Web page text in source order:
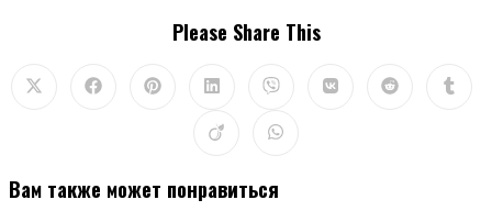
Please Share ThisПоделиться
этим
контентом
ОткрываетсяОткрываетсяОткрываетсяОткрывается
новом
окне
Открывается
новом
окне
ОткрываетсяОткрывается
Открывается
окне
Открывается
окне
Вам также может понравиться